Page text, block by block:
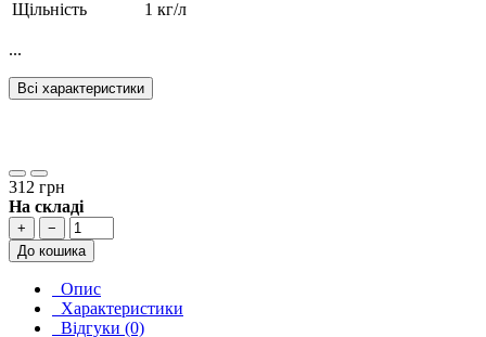
Щільність
1 кг/л
...
Всі характеристики
312 грн
На складі
+
−
До кошика
Опис
Характеристики
Відгуки (0)